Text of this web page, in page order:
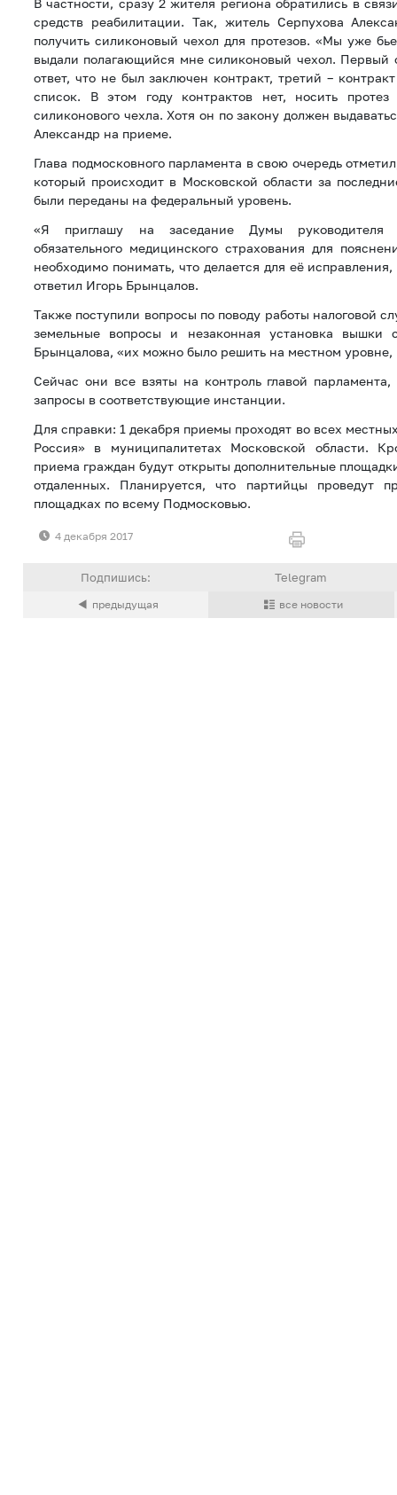
В частности, сразу 2 жителя региона обратились в
средств реабилитации. Так, житель Серпухова
получить силиконовый чехол для протезов. «Мы уже
выдали полагающийся мне силиконовый чехол. Первый
ответ, что не был заключен контракт, третий –
список. В этом году контрактов нет, носить
силиконового чехла. Хотя он по закону должен
Александр на приеме.
Глава подмосковного парламента в свою очередь
который происходит в Московской области за
были переданы на федеральный уровень.
«Я приглашу на заседание Думы руководителя
обязательного медицинского страхования для
необходимо понимать, что делается для её
ответил Игорь Брынцалов.
Также поступили вопросы по поводу работы налоговой
земельные вопросы и незаконная установка вышки
Брынцалова, «их можно было решить на местном уровне,
Сейчас они все взяты на контроль главой
запросы в соответствующие инстанции.
Для справки: 1 декабря приемы проходят во всех
Россия» в муниципалитетах Московской области.
приема граждан будут открыты дополнительные
отдаленных. Планируется, что партийцы
площадках по всему Подмосковью.
4 декабря 2017